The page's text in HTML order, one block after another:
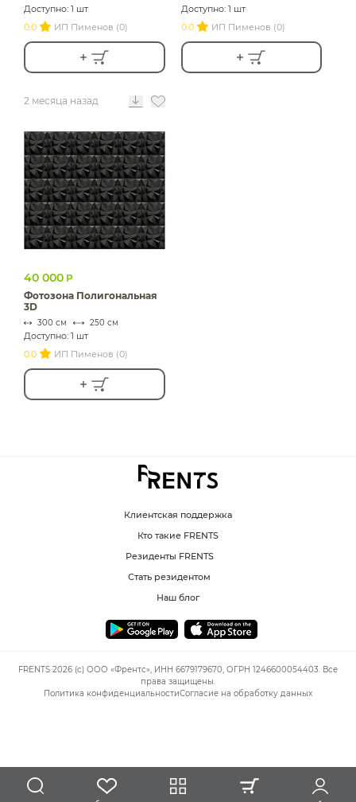
Доступно: 1 шт
0.0
ИП Пименов (0)
Доступно: 1 шт
0.0
ИП Пименов (0)
2 месяца назад
40 000 Р
Фотозона Полигональная
3D
300 см 250 см
Доступно: 1 шт
0.0
ИП Пименов (0)
Клиентская поддержка
Кто такие FRENTS
Резиденты FRENTS
Стать резидентом
Наш блог
FRENTS 2026 (c) ООО «Френтс», ИНН 6679179670, ОГРН 1246600054403. Все
права защищены.
Политика конфиденциальностиСогласие на обработку данных